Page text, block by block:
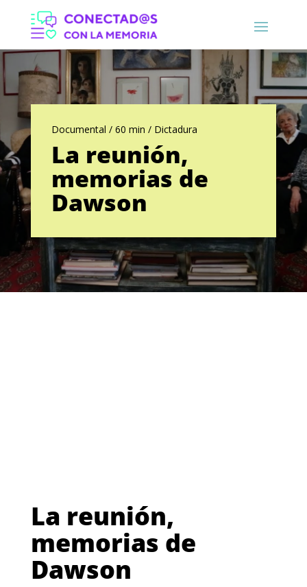
Documental / 60 min / Dictadura
La reunión,
memorias de
Dawson
La reunión,
memorias de
Dawson